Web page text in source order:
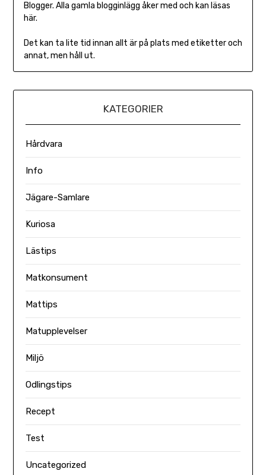
Blogger. Alla gamla blogginlägg åker med och kan läsas
här.
Det kan ta lite tid innan allt är på plats med etiketter och
annat, men håll ut.
KATEGORIER
Hårdvara
Info
Jägare-Samlare
Kuriosa
Lästips
Matkonsument
Mattips
Matupplevelser
Miljö
Odlingstips
Recept
Test
Uncategorized